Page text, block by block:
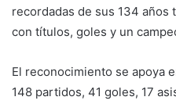
recordadas de sus 134
con títulos, goles y un
El reconocimiento se apoya
148 partidos, 41 goles, 17